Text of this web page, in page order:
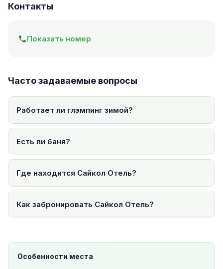
Контакты
Показать номер
Часто задаваемые вопросы
Работает ли глэмпинг зимой?
Есть ли баня?
Где находится Сайкол Отель?
Как забронировать Сайкол Отель?
Особенности места